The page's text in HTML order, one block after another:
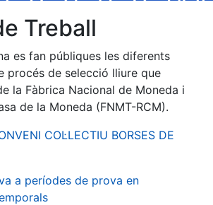
Treball
es fan públiques les diferents
procés de selecció lliure que
la Fàbrica Nacional de Moneda i
de la Moneda (FNMT-RCM).
COL·LECTIU BORSES DE
a períodes de prova en